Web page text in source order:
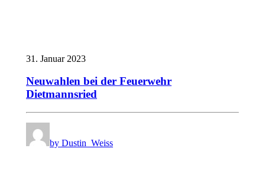
31. Januar 2023
Neuwahlen bei der Feuerwehr
Dietmannsried
by Dustin_Weiss